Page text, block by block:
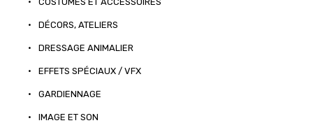
• DÉCORS, ATELIERS
• DRESSAGE ANIMALIER
• EFFETS SPÉCIAUX / VFX
• GARDIENNAGE
• IMAGE ET SON